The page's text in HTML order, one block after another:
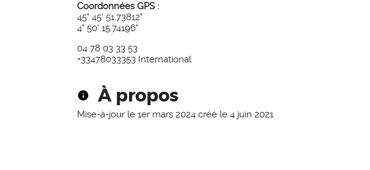
Coordonnées GPS :
45° 45' 51.73812"
4° 50' 15.74196"
04 78 03 33 53
+33478033353 International
À propos
Mise-à-jour le 1er mars 2024créé le 4 juin 2021